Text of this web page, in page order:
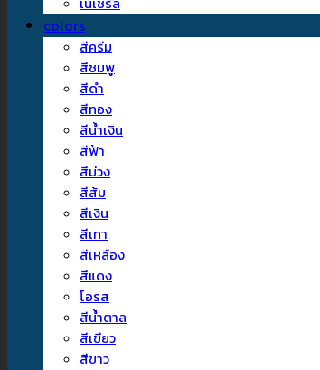
colors
สีครีม
สีชมพู
สีดำ
สีทอง
สีน้ำเงิน
สีฟ้า
สีม่วง
สีส้ม
สีเงิน
สีเทา
สีเหลือง
สีแดง
โอรส
สีน้ำตาล
สีเขียว
สีขาว